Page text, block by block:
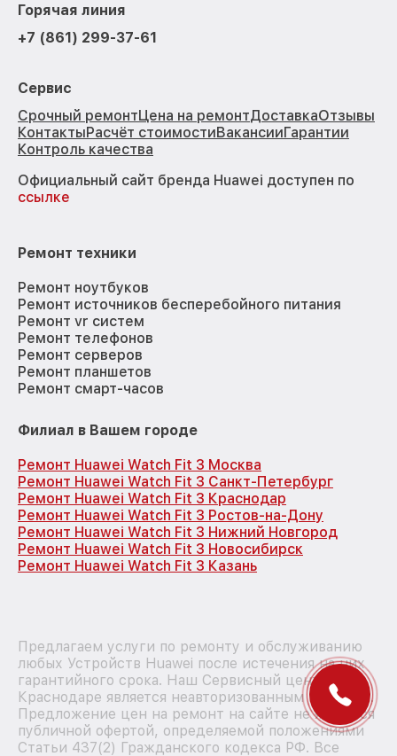
Горячая линия
+7 (861) 299-37-61
Сервис
Срочный ремонтЦена на ремонтДоставкаОтзывы
КонтактыРасчёт стоимостиВакансииГарантии
Контроль качества
Официальный сайт бренда Huawei доступен по
ссылке
Ремонт техники
Ремонт ноутбуков
Ремонт источников бесперебойного питания
Ремонт vr систем
Ремонт телефонов
Ремонт серверов
Ремонт планшетов
Ремонт смарт-часов
Филиал в Вашем городе
Ремонт Huawei Watch Fit 3 Москва
Ремонт Huawei Watch Fit 3 Санкт-Петербург
Ремонт Huawei Watch Fit 3 Краснодар
Ремонт Huawei Watch Fit 3 Ростов-на-Дону
Ремонт Huawei Watch Fit 3 Нижний Новгород
Ремонт Huawei Watch Fit 3 Новосибирск
Ремонт Huawei Watch Fit 3 Казань
Предлагаем услуги по ремонту и обслуживанию
любых Устройств Huawei после истечения на них
гарантийного срока. Наш Сервисный центр в
Краснодаре является неавторизованным центром.
Предложение цен на ремонт на сайте не является
публичной офертой, определяемой положениями
Статьи 437(2) Гражданского кодекса РФ. Все